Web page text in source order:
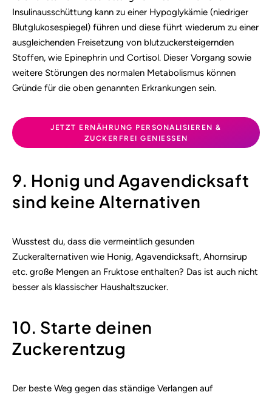
Insulinausschüttung kann zu einer Hypoglykämie (niedriger
Blutglukosespiegel) führen und diese führt wiederum zu einer
ausgleichenden Freisetzung von blutzuckersteigernden
Stoffen, wie Epinephrin und Cortisol. Dieser Vorgang sowie
weitere Störungen des normalen Metabolismus können
Gründe für die oben genannten Erkrankungen sein.
JETZT ERNÄHRUNG PERSONALISIEREN &
ZUCKERFREI GENIESSEN
9. Honig und Agavendicksaft
sind keine Alternativen
Wusstest du, dass die vermeintlich gesunden
Zuckeralternativen wie Honig, Agavendicksaft, Ahornsirup
etc. große Mengen an Fruktose enthalten? Das ist auch nicht
besser als klassischer Haushaltszucker.
10. Starte deinen
Zuckerentzug
Der beste Weg gegen das ständige Verlangen auf